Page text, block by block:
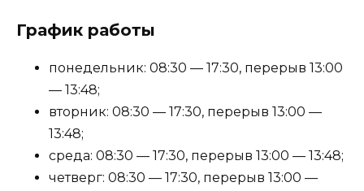
График работы
понедельник: 08:30 — 17:30, перерыв 13:00
— 13:48;
вторник: 08:30 — 17:30, перерыв 13:00 —
13:48;
среда: 08:30 — 17:30, перерыв 13:00 — 13:48;
четверг: 08:30 — 17:30, перерыв 13:00 —